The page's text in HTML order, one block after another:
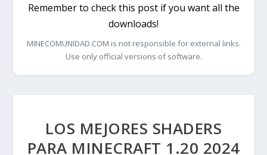
Remember to check this post if you want all the
downloads!
MINECOMUNIDAD.COM is not responsible for external links.
Use only official versions of software.
LOS MEJORES SHADERS
PARA MINECRAFT 1.20 2024